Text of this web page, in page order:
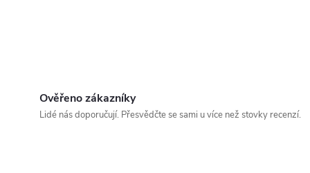
Ověřeno zákazníky
Lidé nás doporučují. Přesvědčte se sami u více než stovky recenzí.